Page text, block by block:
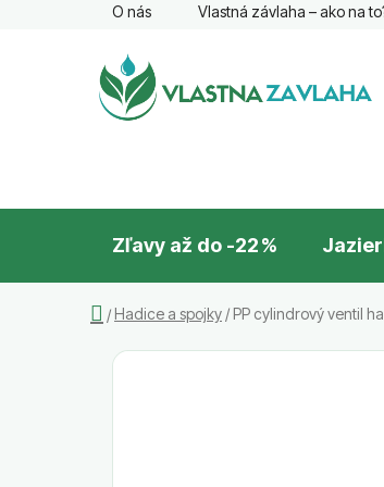
O nás Vlastná závlaha – ako na
Zľavy až do -22 %
Domov
/ Hadice a spojky / PP cylindrový ventil